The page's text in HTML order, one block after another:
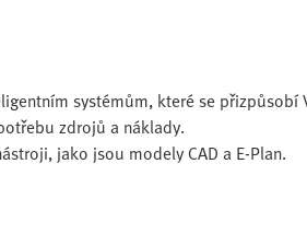
systémům, které se přizpůsobí
zdrojů a náklady.
jako jsou modely CAD a E-Plan.